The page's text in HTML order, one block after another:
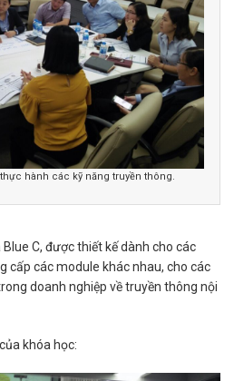
hành các kỹ năng truyền thông.
Blue C, được thiết kế dành cho các
cấp các module khác nhau, cho các
doanh nghiệp về truyền thông nội
khóa học: